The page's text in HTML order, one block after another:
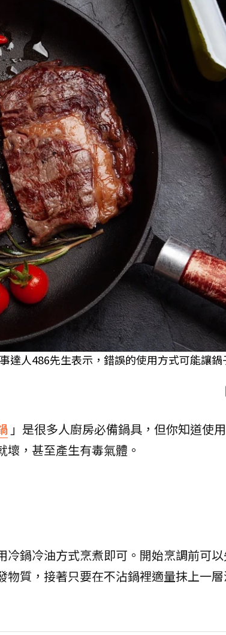
達人486先生表示，錯誤的使用方式可能讓
」是很多人廚房必備鍋具，但你知道使
，甚至產生有毒氣體。
鍋冷油方式烹煮即可。開始烹調前可
質，接著只要在不沾鍋裡適量抹上一